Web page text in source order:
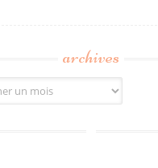
archives